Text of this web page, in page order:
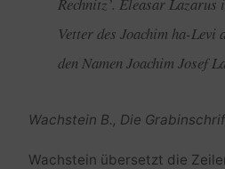
Vetter des Joachim ha-
den Namen Joachim Josef
Wachstein B., Die
Wachstein übersetzt die